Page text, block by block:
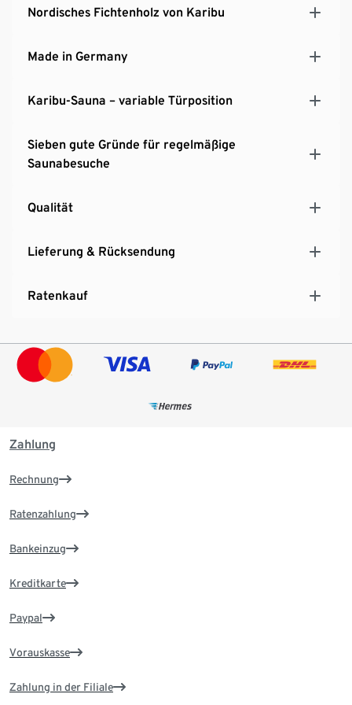
Nordisches Fichtenholz von Karibu
Made in Germany
Karibu-Sauna – variable Türposition
Sieben gute Gründe für regelmäßige
Saunabesuche
Qualität
Lieferung & Rücksendung
Ratenkauf
Zahlung
Rechnung
Ratenzahlung
Bankeinzug
Kreditkarte
Paypal
Vorauskasse
Zahlung in der Filiale